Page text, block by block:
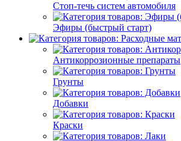
Стоп-течь систем автомобиля
Эфиры (быстрый старт)
Антикоррозионные препараты
Грунты
Добавки
Краски